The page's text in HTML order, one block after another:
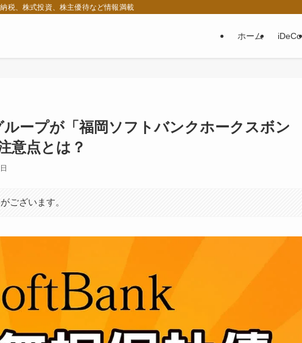
税、株式投資、株主優待など情報満載
ホーム iDeCo
ープが「福岡ソフトバンクホークスボン
意点とは？
ございます。